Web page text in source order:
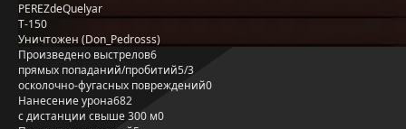
PEREZdeQuelyar
Т-150
Уничтожен (Don_Pedrosss)
Произведено выстрелов6
прямых попаданий/пробитий5/3
осколочно-фугасных повреждений0
Нанесение урона682
с дистанции свыше 300 м0